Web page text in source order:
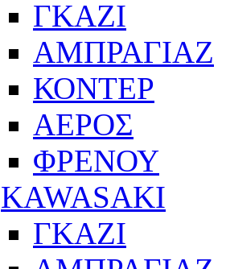
ΓΚΑΖΙ
ΑΜΠΡΑΓΙΑΖ
ΚΟΝΤΕΡ
ΑΕΡΟΣ
ΦΡΕΝΟΥ
KAWASAKI
ΓΚΑΖΙ